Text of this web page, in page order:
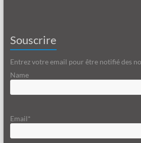
Souscrire
Entrez votre email pour être notifié des
Name
Email*